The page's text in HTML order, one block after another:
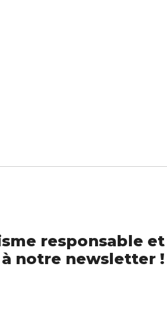
responsable
notre newsletter !